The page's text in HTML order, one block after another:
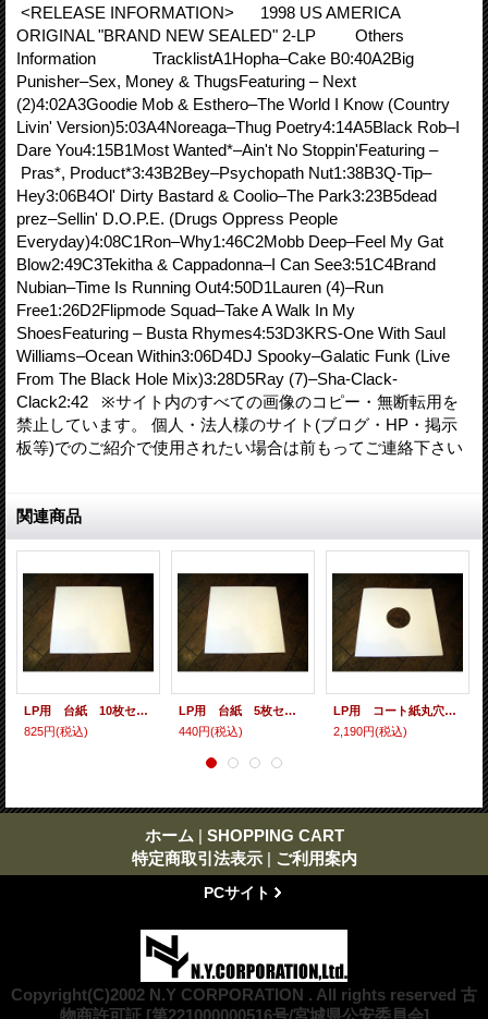
<RELEASE INFORMATION> 1998 US AMERICA
ORIGINAL "BRAND NEW SEALED" 2-LP Others
Information TracklistA1Hopha–Cake B0:40A2Big
Punisher–Sex, Money & ThugsFeaturing – Next
(2)4:02A3Goodie Mob & Esthero–The World I Know (Country
Livin' Version)5:03A4Noreaga–Thug Poetry4:14A5Black Rob–I
Dare You4:15B1Most Wanted*–Ain't No Stoppin'Featuring –
Pras*, Product*3:43B2Bey–Psychopath Nut1:38B3Q-Tip–
Hey3:06B4Ol' Dirty Bastard & Coolio–The Park3:23B5dead
prez–Sellin' D.O.P.E. (Drugs Oppress People
Everyday)4:08C1Ron–Why1:46C2Mobb Deep–Feel My Gat
Blow2:49C3Tekitha & Cappadonna–I Can See3:51C4Brand
Nubian–Time Is Running Out4:50D1Lauren (4)–Run
Free1:26D2Flipmode Squad–Take A Walk In My
ShoesFeaturing – Busta Rhymes4:53D3KRS-One With Saul
Williams–Ocean Within3:06D4DJ Spooky–Galatic Funk (Live
From The Black Hole Mix)3:28D5Ray (7)–Sha-Clack-
Clack2:42 ※サイト内のすべての画像のコピー・無断転用を
禁止しています。 個人・法人様のサイト(ブログ・HP・掲示
板等)でのご紹介で使用されたい場合は前もってご連絡下さい
関連商品
LP用 台紙 10枚セット
825円(税込)
LP用 台紙 5枚セット
440円(税込)
LP用 コート紙丸穴ジャケ 10枚セット
2,190円(税込)
ホーム | SHOPPING CART
特定商取引法表示 | ご利用案内
PCサイト
Copyright(C)2002 N.Y CORPORATION . All rights reserved 古
物商許可証 [第221000000516号/宮城県公安委員会]